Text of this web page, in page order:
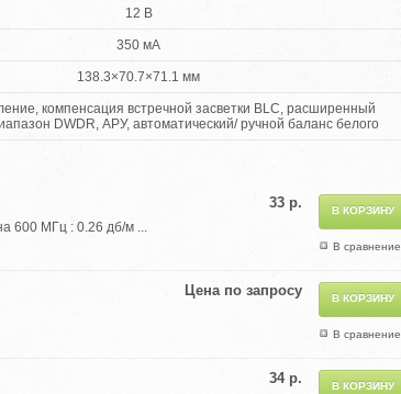
12 B
350 мА
138.3×70.7×71.1 мм
компенсация встречной засветки BLC, расширенный
DWDR, АРУ, автоматический/ ручной баланс белого
В сравнение
33 р.
600 МГц : 0.26 дб/м ...
В сравнение
Цена по запросу
34 р.